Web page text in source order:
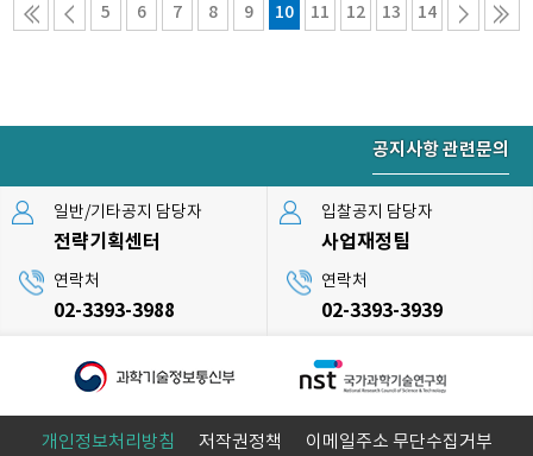
5 6 7 8 9 10 11 12 13 14
공지사항 관련문의
일반/기타공지 담당자
전략기획센터
연락처
02-3393-3988
입찰공지 담당자
사업재정팀
연락처
02-3393-3939
개인정보처리방침 저작권정책 이메일주소 무단수집거부